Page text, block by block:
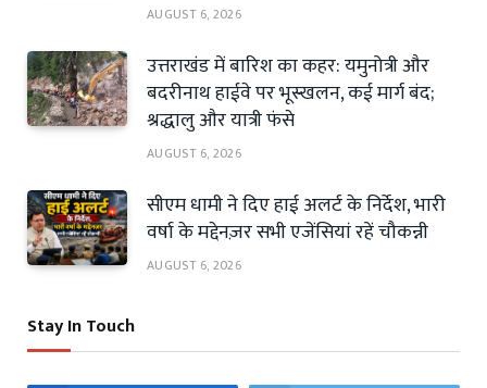
AUGUST 6, 2026
उत्तराखंड में बारिश का कहर: यमुनोत्री और
बदरीनाथ हाईवे पर भूस्खलन, कई मार्ग बंद;
श्रद्धालु और यात्री फंसे
AUGUST 6, 2026
सीएम धामी ने दिए हाई अलर्ट के निर्देश, भारी
वर्षा के मद्देनज़र सभी एजेंसियां रहें चौकन्नी
AUGUST 6, 2026
Stay In Touch